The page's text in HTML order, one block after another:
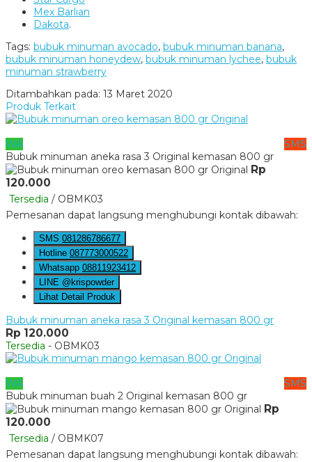
Mex Barlian
Dakota.
Tags: bubuk minuman avocado, bubuk minuman banana,
bubuk minuman honeydew, bubuk minuman lychee, bubuk
minuman strawberry
Ditambahkan pada: 13 Maret 2020
Produk Terkait
WA
SMS
Bubuk minuman aneka rasa 3 Original kemasan 800 gr
Rp
120.000
Tersedia / OBMK03
Pemesanan dapat langsung menghubungi kontak dibawah:
SMS 081286786677
Hotline 087773000522
Whatsapp 08811923412
LINE @krispowder
Lihat Detail Produk
Bubuk minuman aneka rasa 3 Original kemasan 800 gr
Rp 120.000
Tersedia - OBMK03
WA
SMS
Bubuk minuman buah 2 Original kemasan 800 gr
Rp
120.000
Tersedia / OBMK07
Pemesanan dapat langsung menghubungi kontak dibawah: